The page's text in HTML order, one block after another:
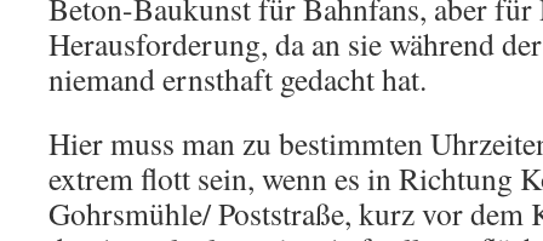
Beton-Baukunst für Bahnfans, aber für
Herausforderung, da an sie während
niemand ernsthaft gedacht hat.
Hier muss man zu bestimmten
extrem flott sein, wenn es in Richtung
Gohrsmühle/ Poststraße, kurz vor dem